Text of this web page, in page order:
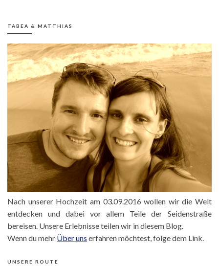
TABEA & MATTHIAS
Nach unserer Hochzeit am 03.09.2016 wollen wir die Welt
entdecken und dabei vor allem Teile der Seidenstraße
bereisen. Unsere Erlebnisse teilen wir in diesem Blog.
Wenn du mehr Über uns erfahren möchtest, folge dem Link.
UNSERE ROUTE